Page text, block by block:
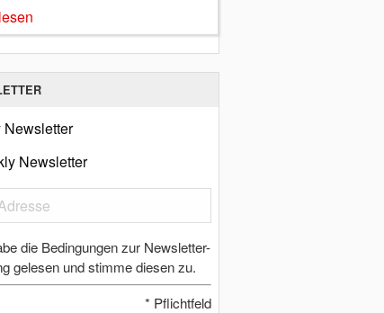
Newsletter
Newsletter
die Bedingungen zur Newsletter-
gelesen und stimme diesen zu.
* Pflichtfeld